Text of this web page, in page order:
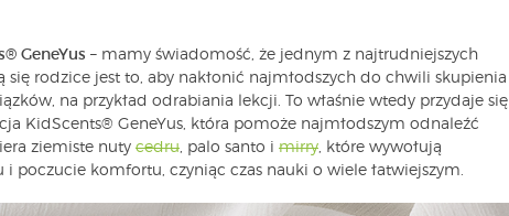
GeneYus – mamy świadomość, że jednym z najtrudniejszych
się rodzice jest to, aby nakłonić najmłodszych do chwili skupienia
na przykład odrabiania lekcji. To właśnie wtedy przydaje się
KidScents® GeneYus, która pomoże najmłodszym odnaleźć
ziemiste nuty cedru, palo santo i mirry, które wywołują
i poczucie komfortu, czyniąc czas nauki o wiele łatwiejszym.